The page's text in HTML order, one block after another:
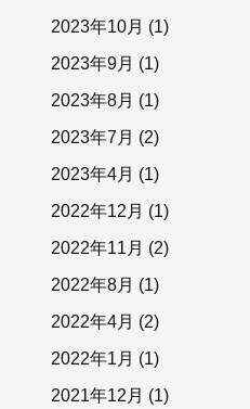
2023年10月 (1)
2023年9月 (1)
2023年8月 (1)
2023年7月 (2)
2023年4月 (1)
2022年12月 (1)
2022年11月 (2)
2022年8月 (1)
2022年4月 (2)
2022年1月 (1)
2021年12月 (1)